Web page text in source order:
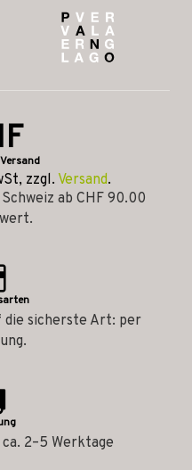
zzgl. Versand.
ab CHF 90.00
die sicherste Art: per
2–5 Werktage